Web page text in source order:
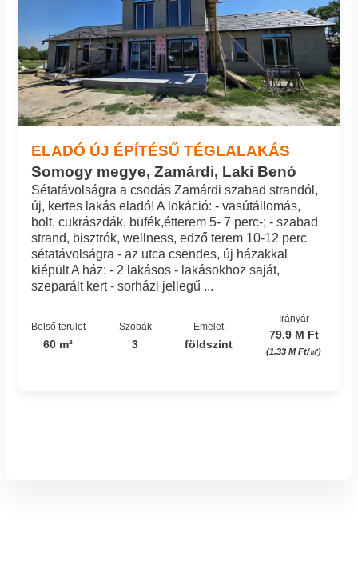
ELADÓ ÚJ ÉPÍTÉSŰ TÉGLALAKÁS
Somogy megye, Zamárdi, Laki Benó
Sétatávolságra a csodás Zamárdi szabad strandól,
új, kertes lakás eladó! A lokáció: - vasútállomás,
bolt, cukrászdák, büfék,étterem 5- 7 perc-; - szabad
strand, bisztrók, wellness, edző terem 10-12 perc
sétatávolságra - az utca csendes, új házakkal
kiépült A ház: - 2 lakásos - lakásokhoz saját,
szeparált kert - sorházi jellegű ...
Belső terület
60 m²
Szobák
3
Emelet
földszint
Irányár
79.9 M Ft
(1.33 M Ft/㎡)